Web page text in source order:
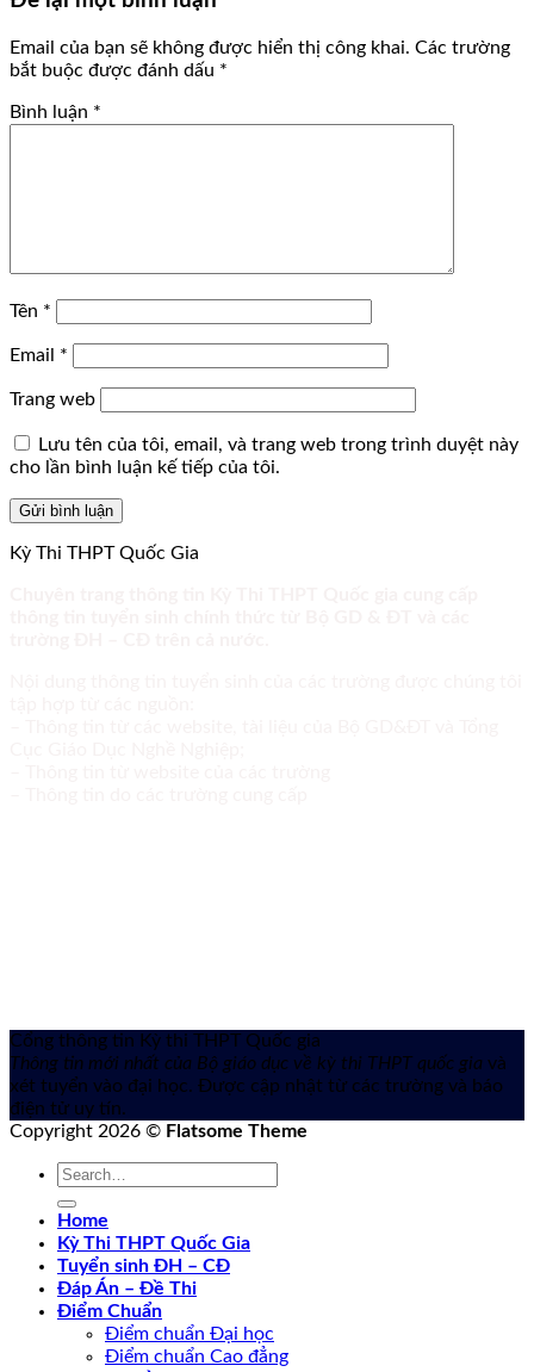
Email của bạn sẽ không được hiển thị công khai. Các trường
bắt buộc được đánh dấu *
Bình luận *
Tên *
Email *
Trang web
Lưu tên của tôi, email, và trang web trong trình duyệt này
cho lần bình luận kế tiếp của tôi.
Kỳ Thi THPT Quốc Gia
Cổng thông tin Kỳ thi THPT Quốc gia
Thông tin mới nhất của Bộ giáo dục về kỳ thi THPT quốc gia và
xét tuyển vào đại học. Được cập nhật từ các trường và báo
điện tử uy tín.
Copyright 2026 © Flatsome Theme
Home
Kỳ Thi THPT Quốc Gia
Tuyển sinh ĐH – CĐ
Đáp Án – Đề Thi
Điểm Chuẩn
Điểm chuẩn Đại học
Điểm chuẩn Cao đẳng